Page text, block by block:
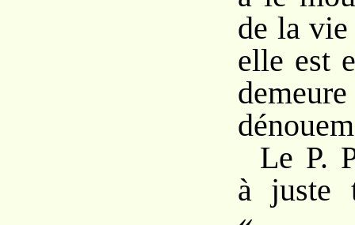
de la
elle est
Le P.
à juste